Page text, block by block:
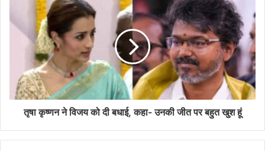
तृषा कृष्णन ने विजय को दी बधाई, कहा- उनकी जीत पर बहुत खुश हूं